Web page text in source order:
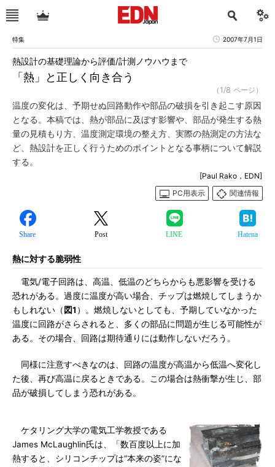
特集 2007年7月1日
「熱」と正しく向き合う
熱設計の基礎理論から評価/計測ノウハウまで
（1/8 ページ）
温度の変化は、予期せぬ回路動作や部品の破損を引き起こす原因
となる。本稿では、熱が部品に及ぼす影響や、部品が発生する熱
量の見積もり方、温度測定環境の整え方、実際の熱測定の方法な
ど、熱設計を正しく行うためのポイントとなる事柄について解説
する。
[Paul Rako，EDN]
PC用表示
関連情報
Share Post LINE Hatena
熱に対する脆弱性
電気/電子回路は、高温、低温のどちらからも悪影響を受ける
恐れがある。過度に温度が高い場合、チップは燃焼してしまうか
もしれない（ 図1 ）。燃焼しないとしても、予期していなかった
温度に回路がさらされると、多くの部品に問題が生じる可能性が
ある。その場合、回路は期待通りには動作しないだろう。
同様に注意すべきなのは、回路の温度が高温から低温へ変化し
た後、再び高温に戻るときである。この場合は熱衝撃が生じ、部
品が破損してしまう恐れがある。
ケタリング大学の電気工学教授である
James McLaughlin氏は、「数百度以上に加
熱すると、シリコンチップは“本来の姿”にな